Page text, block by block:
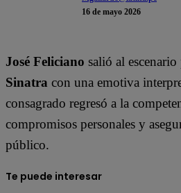
16 de mayo 2026
José Feliciano salió al
Sinatra con una emotiva
consagrado regresó a la
compromisos personales y
público.
Te puede interesar